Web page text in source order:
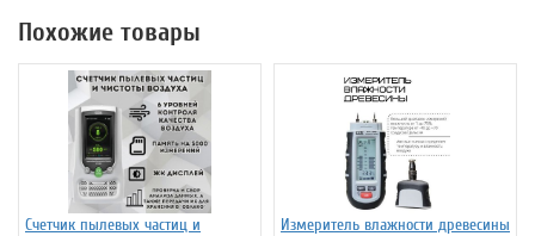
Похожие товары
Счетчик пылевых частиц и
Измеритель влажности древесины